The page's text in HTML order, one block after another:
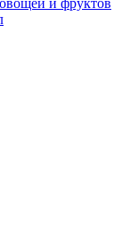
и фруктов